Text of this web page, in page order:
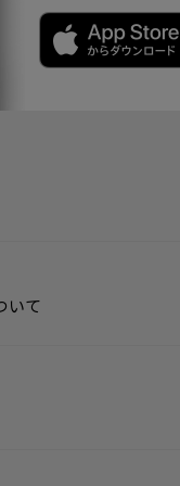
いて